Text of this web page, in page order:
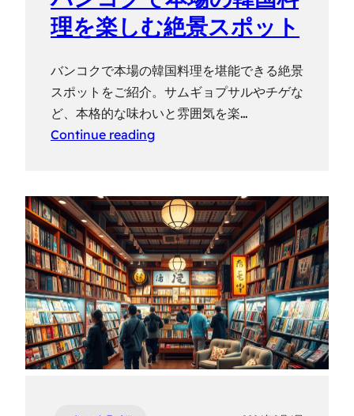
理を楽しむ絶景スポット
バンコクで本場の韓国料理を堪能できる絶景
スポットをご紹介。サムギョプサルやチゲな
ど、本格的な味わいと雰囲気を楽…
Continue reading